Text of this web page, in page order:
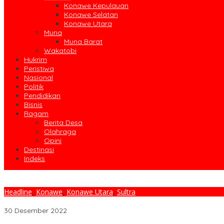
Konawe Kepulauan
Konawe Selatan
Konawe Utara
Muna
Muna Barat
Wakatobi
Hukrim
Peristiwa
Nasional
Politik
Pendidikan
Bisnis
Ragam
Berita Desa
Olahraga
Opini
Destinasi
Indeks
Headline, Konawe, Konawe Utara, Sultra
30 Desember 2022